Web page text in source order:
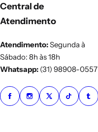
Central de
Atendimento
Atendimento:Segunda à
Sábado: 8h às 18h
Whatsapp: (31) 98908-0557